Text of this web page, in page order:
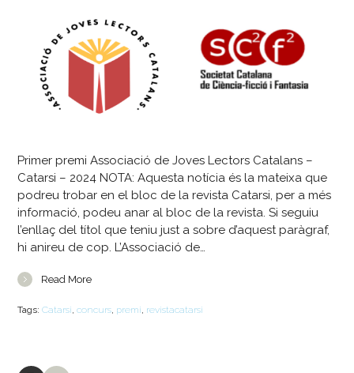
Primer premi Associació de Joves Lectors Catalans –
Catarsi – 2024 NOTA: Aquesta notícia és la mateixa que
podreu trobar en el bloc de la revista Catarsi, per a més
informació, podeu anar al bloc de la revista. Si seguiu
l’enllaç del títol que teniu just a sobre d’aquest paràgraf,
hi anireu de cop. L’Associació de…
Read More
Tags:Catarsi,concurs, premi, revistacatarsi